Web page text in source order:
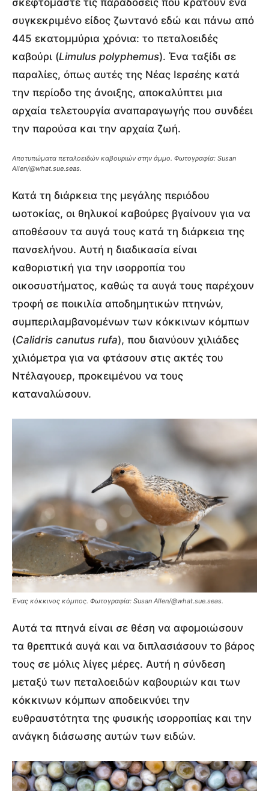
συγκεκριμένο είδος ζωντανό εδώ και πάνω από
445 εκατομμύρια χρόνια: το πεταλοειδές
καβούρι (Limulus polyphemus). Ένα ταξίδι σε
παραλίες, όπως αυτές της Νέας Ιερσέης κατά
την περίοδο της άνοιξης, αποκαλύπτει μια
αρχαία τελετουργία αναπαραγωγής που συνδέει
την παρούσα και την αρχαία ζωή.
Αποτυπώματα πεταλοειδών καβουριών στην άμμο. Φωτογραφία: Susan
Allen/@what.sue.seas.
Κατά τη διάρκεια της μεγάλης περιόδου
ωοτοκίας, οι θηλυκοί καβούρες βγαίνουν για να
αποθέσουν τα αυγά τους κατά τη διάρκεια της
πανσελήνου. Αυτή η διαδικασία είναι
καθοριστική για την ισορροπία του
οικοσυστήματος, καθώς τα αυγά τους παρέχουν
τροφή σε ποικιλία αποδημητικών πτηνών,
συμπεριλαμβανομένων των κόκκινων κόμπων
(Calidris canutus rufa), που διανύουν χιλιάδες
χιλιόμετρα για να φτάσουν στις ακτές του
Ντέλαγουερ, προκειμένου να τους
καταναλώσουν.
Ένας κόκκινος κόμπος. Φωτογραφία: Susan Allen/@what.sue.seas.
Αυτά τα πτηνά είναι σε θέση να αφομοιώσουν
τα θρεπτικά αυγά και να διπλασιάσουν το βάρος
τους σε μόλις λίγες μέρες. Αυτή η σύνδεση
μεταξύ των πεταλοειδών καβουριών και των
κόκκινων κόμπων αποδεικνύει την
ευθραυστότητα της φυσικής ισορροπίας και την
ανάγκη διάσωσης αυτών των ειδών.